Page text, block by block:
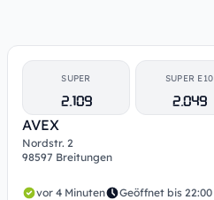
SUPER
2.109
SUPER E10
2.049
AVEX
Nordstr. 2
98597 Breitungen
vor 4 Minuten Geöffnet bis 22:00